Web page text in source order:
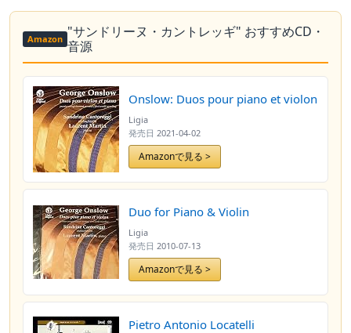
Amazon "サンドリーヌ・カントレッギ" おすすめCD・
音源
Onslow: Duos pour piano et violon
Ligia
発売日 2021-04-02
Amazonで見る >
Duo for Piano & Violin
Ligia
発売日 2010-07-13
Amazonで見る >
Pietro Antonio Locatelli